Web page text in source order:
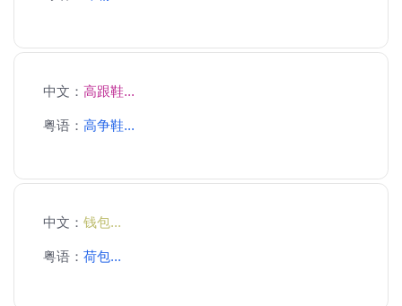
中文： 高跟鞋...
粤语： 高争鞋...
中文： 钱包...
粤语： 荷包...